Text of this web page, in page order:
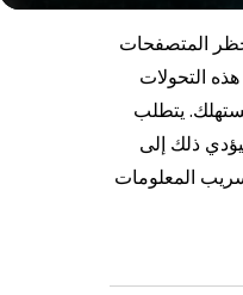
المتصفحات
التحولات
يتطلب
ذلك إلى
المعلومات